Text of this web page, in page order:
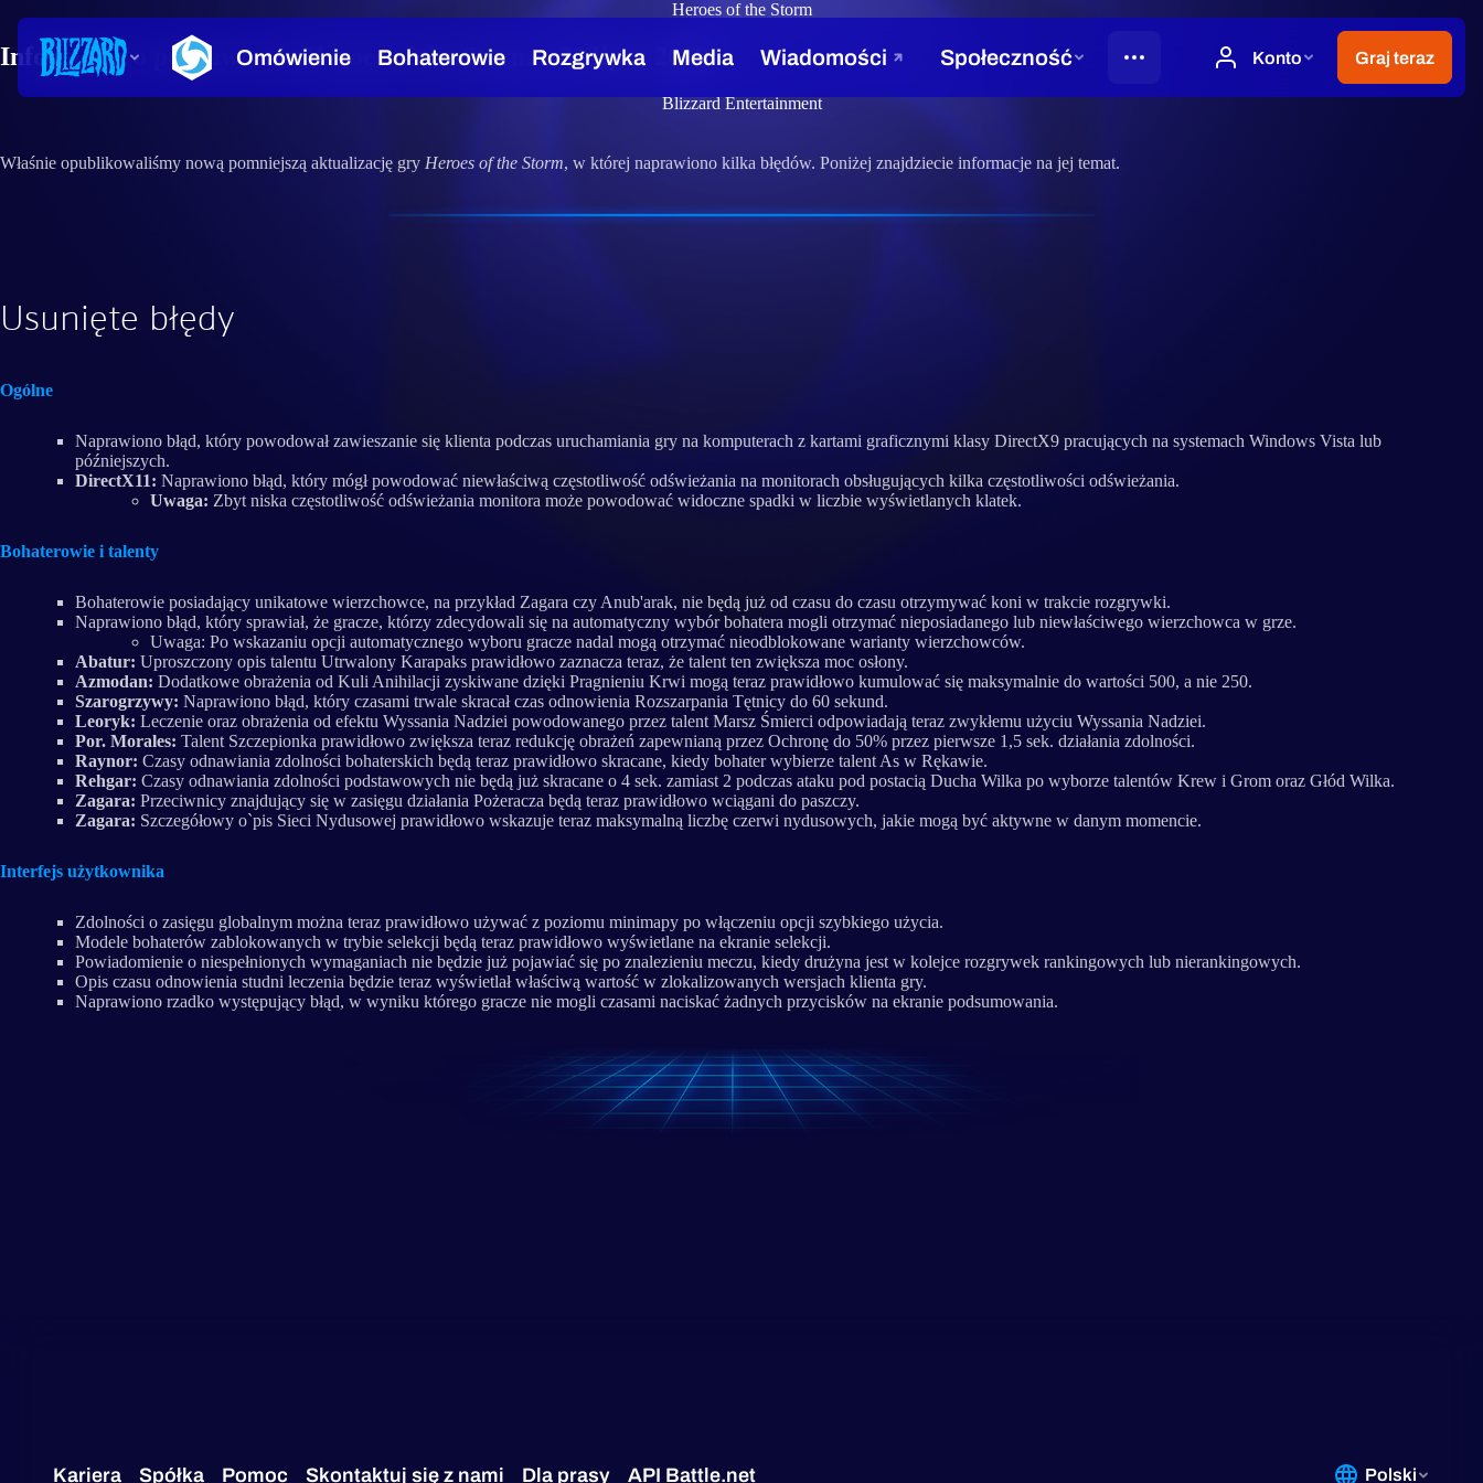
Heroes of the Storm
Informacje o poprawce do Heroes of the Storm – 21 lipca 2016
Blizzard Entertainment
Właśnie opublikowaliśmy nową pomniejszą aktualizację gry Heroes of the Storm, w której naprawiono kilka błędów. Poniżej znajdziecie informacje na jej temat.
Usunięte błędy
Ogólne
Naprawiono błąd, który powodował zawieszanie się klienta podczas uruchamiania gry na komputerach z kartami graficznymi klasy DirectX9 pracujących na systemach Windows Vista lub
późniejszych.
DirectX11: Naprawiono błąd, który mógł powodować niewłaściwą częstotliwość odświeżania na monitorach obsługujących kilka częstotliwości odświeżania.
Uwaga: Zbyt niska częstotliwość odświeżania monitora może powodować widoczne spadki w liczbie wyświetlanych klatek.
Bohaterowie i talenty
Bohaterowie posiadający unikatowe wierzchowce, na przykład Zagara czy Anub'arak, nie będą już od czasu do czasu otrzymywać koni w trakcie rozgrywki.
Naprawiono błąd, który sprawiał, że gracze, którzy zdecydowali się na automatyczny wybór bohatera mogli otrzymać nieposiadanego lub niewłaściwego wierzchowca w grze.
Uwaga: Po wskazaniu opcji automatycznego wyboru gracze nadal mogą otrzymać nieodblokowane warianty wierzchowców.
Abatur: Uproszczony opis talentu Utrwalony Karapaks prawidłowo zaznacza teraz, że talent ten zwiększa moc osłony.
Azmodan: Dodatkowe obrażenia od Kuli Anihilacji zyskiwane dzięki Pragnieniu Krwi mogą teraz prawidłowo kumulować się maksymalnie do wartości 500, a nie 250.
Szarogrzywy: Naprawiono błąd, który czasami trwale skracał czas odnowienia Rozszarpania Tętnicy do 60 sekund.
Leoryk: Leczenie oraz obrażenia od efektu Wyssania Nadziei powodowanego przez talent Marsz Śmierci odpowiadają teraz zwykłemu użyciu Wyssania Nadziei.
Por. Morales: Talent Szczepionka prawidłowo zwiększa teraz redukcję obrażeń zapewnianą przez Ochronę do 50% przez pierwsze 1,5 sek. działania zdolności.
Raynor: Czasy odnawiania zdolności bohaterskich będą teraz prawidłowo skracane, kiedy bohater wybierze talent As w Rękawie.
Rehgar: Czasy odnawiania zdolności podstawowych nie będą już skracane o 4 sek. zamiast 2 podczas ataku pod postacią Ducha Wilka po wyborze talentów Krew i Grom oraz Głód Wilka.
Zagara: Przeciwnicy znajdujący się w zasięgu działania Pożeracza będą teraz prawidłowo wciągani do paszczy.
Zagara: Szczegółowy o`pis Sieci Nydusowej prawidłowo wskazuje teraz maksymalną liczbę czerwi nydusowych, jakie mogą być aktywne w danym momencie.
Interfejs użytkownika
Zdolności o zasięgu globalnym można teraz prawidłowo używać z poziomu minimapy po włączeniu opcji szybkiego użycia.
Modele bohaterów zablokowanych w trybie selekcji będą teraz prawidłowo wyświetlane na ekranie selekcji.
Powiadomienie o niespełnionych wymaganiach nie będzie już pojawiać się po znalezieniu meczu, kiedy drużyna jest w kolejce rozgrywek rankingowych lub nierankingowych.
Opis czasu odnowienia studni leczenia będzie teraz wyświetlał właściwą wartość w zlokalizowanych wersjach klienta gry.
Naprawiono rzadko występujący błąd, w wyniku którego gracze nie mogli czasami naciskać żadnych przycisków na ekranie podsumowania.